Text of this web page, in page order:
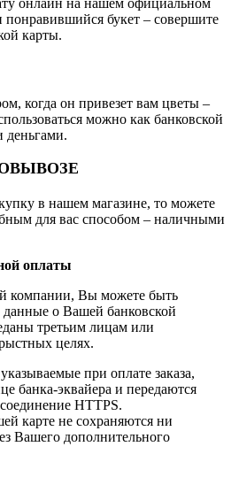
онлайн на нашем официальном
букет – совершите
карты.
когда он привезет вам цветы –
можно как банковской
деньгами.
в нашем магазине, то можете
для вас способом – наличными
оплаты
компании, Вы можете быть
о Вашей банковской
третьим лицам или
целях.
при оплате заказа,
банка-эквайера и передаются
HTTPS.
карте не сохраняются ни
Вашего дополнительного